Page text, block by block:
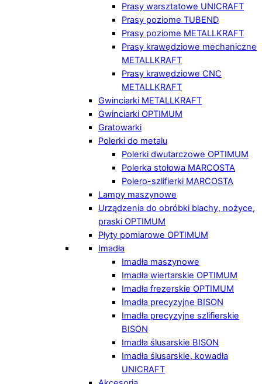
Prasy warsztatowe UNICRAFT
Prasy poziome TUBEND
Prasy poziome METALLKRAFT
Prasy krawędziowe mechaniczne
METALLKRAFT
Prasy krawędziowe CNC
METALLKRAFT
Gwinciarki METALLKRAFT
Gwinciarki OPTIMUM
Gratowarki
Polerki do metalu
Polerki dwutarczowe OPTIMUM
Polerka stołowa MARCOSTA
Polero-szlifierki MARCOSTA
Lampy maszynowe
Urządzenia do obróbki blachy, nożyce,
praski OPTIMUM
Płyty pomiarowe OPTIMUM
Imadła
Imadła maszynowe
Imadła wiertarskie OPTIMUM
Imadła frezerskie OPTIMUM
Imadła precyzyjne BISON
Imadła precyzyjne szlifierskie
BISON
Imadła ślusarskie BISON
Imadła ślusarskie, kowadła
UNICRAFT